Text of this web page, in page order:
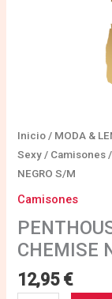
Inicio / MODA &
Sexy / Camisones
NEGRO S/M
Camisones
CHEMISE
12,95 €